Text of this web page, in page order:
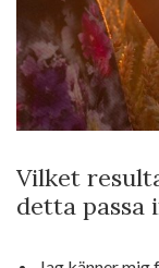
Vilket
detta passa